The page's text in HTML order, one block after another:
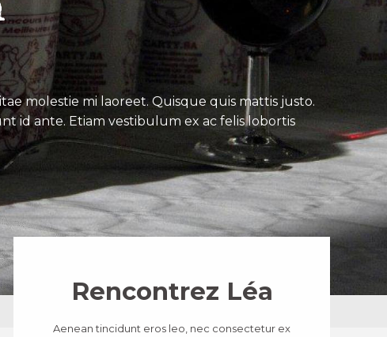
molestie mi laoreet. Quisque quis mattis justo.
id ante. Etiam vestibulum ex ac felis lobortis
Rencontrez Léa
Aenean tincidunt eros leo, nec consectetur ex